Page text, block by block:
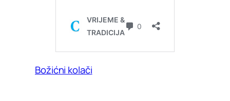
Božićni kolači